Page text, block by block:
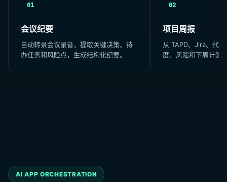
01
会议纪要
自动转录会议录音，提取关键决策、待
办任务和风险点，生成结构化纪要。
02
项目周报
从 TAPD、Jira、代
度、风险和下周计划
AI APP ORCHESTRATION